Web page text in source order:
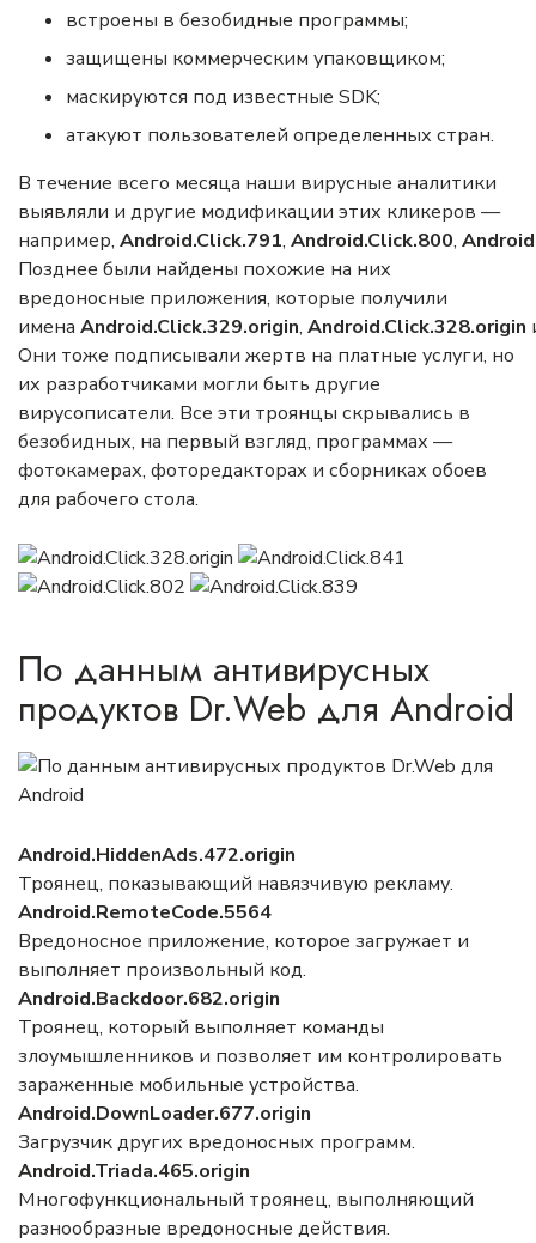
встроены в безобидные программы;
защищены коммерческим упаковщиком;
маскируются под известные SDK;
атакуют пользователей определенных стран.
В течение всего месяца наши вирусные аналитики
выявляли и другие модификации этих кликеров —
например, Android.Click.791, Android.Click.800,
Позднее были найдены похожие на них
вредоносные приложения, которые получили
имена Android.Click.329.origin, Android.Click.328.origin
Они тоже подписывали жертв на платные услуги, но
их разработчиками могли быть другие
вирусописатели. Все эти троянцы скрывались в
безобидных, на первый взгляд, программах —
фотокамерах, фоторедакторах и сборниках обоев
для рабочего стола.
По данным антивирусных
продуктов Dr.Web для Android
Android.HiddenAds.472.origin
Троянец, показывающий навязчивую рекламу.
Android.RemoteCode.5564
Вредоносное приложение, которое загружает и
выполняет произвольный код.
Android.Backdoor.682.origin
Троянец, который выполняет команды
злоумышленников и позволяет им контролировать
зараженные мобильные устройства.
Android.DownLoader.677.origin
Загрузчик других вредоносных программ.
Android.Triada.465.origin
Многофункциональный троянец, выполняющий
разнообразные вредоносные действия.